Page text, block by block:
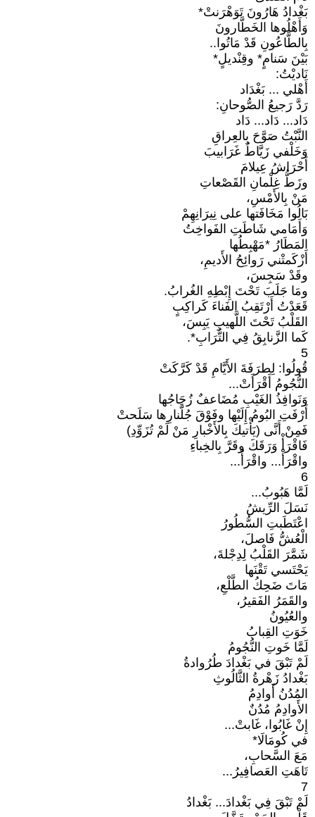
بَغْدادُ هَارُونَ تَوَهْرَنتْ*
وَأَهْلُوها الخَطَّارونَ
بِالطَّاعُونِ قَدْ مَاتُوا..
بَيْنَ سَنامٍ* وقِنْديلٍ*
نَاديْتُ:
أَهْلي ... بَغْدَاد
رَدَّ رَجيعُ الصُّوحانِ:
دَاد... دَاد... دَاد
النَّبْتُ صَوَّحَ بِالعِراقِ
وَخَلْفي زَيَّاطُ غَرَابيبَ
أَحْرَاشُ عِيلامَ
وزَطُّ غِلْمانِ القَصْعاتِ
مَنْ بِالأَمْسِ،
بَالُوا مَخَافَتها على نِيرَانِهِمْ
وَأَمَامي شَاطَتِ الفَواخِتُ
المَطَارُ *مَهْبِطُها
أَزْكَمتْني رَوائِحُ الأَديمِ،
وقَدْ سَجِسَ،
ومَا جَلَبَ تَحْتَ إِبْطِهِ الغُرابُ.
قَعَدْتُ أَرْتَقِبُ الفَناءَ كَراكِبٍ
القَلْبُ تَحْتَ اللَّهيبِ يَبِسَ،
كَما الزَّنابِقُ فِي التُّرَابِ*.
5
قُولُوا: لِطرَفَةَ الأَيَّامِ قَدْ كَرَّكَتْ
النُّجُومُ أَقْرَأَتْ...
وَنَوافِذُ الغَيْبِ مُضَاعفٌ زُجَاجُها
أَرْفَتِ البُومُ إِلَيْها وفَوْقَ جُلَّنارِها سَلَحتْ
فَمِنْ أَنَّى (يَأْتيكَ بِالأَخْبارِ مَنْ لَمْ تُزَوِّدِ)
فَاقْرَأْ وَرَقَكَ وقَرَّ بِالخِباءِ
واقْرَأْ... واقْرَأْ...
6
لَمَّا هَبُوبُ...
نَسَلَ الرِّيشُ
اعْتَطَبتِ السُّطُورُ
الْعُشُّ فَاصلَ،
شَمَّرَ القَلْبُ لِدِجْلةَ،
يَحْتَسي تَقْنَها
مَاتَ ضَحِكُ الطَّلْعِ،
والقَمَرُ الفَقيرُ،
والعُيُونُ
خَوَتِ القِبابُ
لَمَّا خَوتِ النُّجُومُ
لَمْ تَبْقَ في بَغْدادَ طُرُوادةُ
بَغْدادُ زَهْرةُ الثَّالُوثِ
المُدُنُ أَوادِمُ
الأَوادِمُ مُدُنٌ
إِنْ غَابُوا، غَابتْ...
في كُومَالَا*
مَعَ السَّحابِ،
تَاهَتِ العَصافِيرُ...
7
لَمْ تَبْقَ فِي بَغْدادَ... بَغْدادُ